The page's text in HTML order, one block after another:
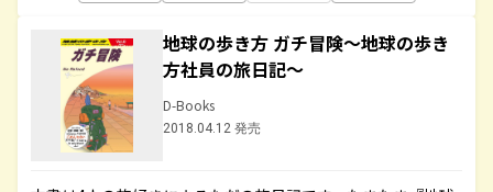
地球の歩き方 ガチ冒険～地球の歩き
方社員の旅日記～
D-Books
2018.04.12 発売